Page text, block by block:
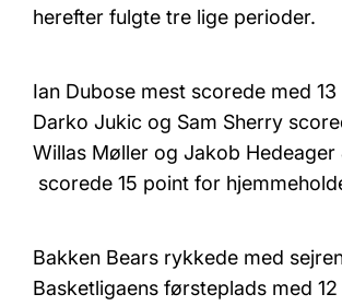
herefter fulgte tre lige perioder.
Ian Dubose mest scorede med
Darko Jukic og Sam Sherry
Willas Møller og Jakob Hedeager
scorede 15 point for
Bakken Bears rykkede med
Basketligaens førsteplads med 12